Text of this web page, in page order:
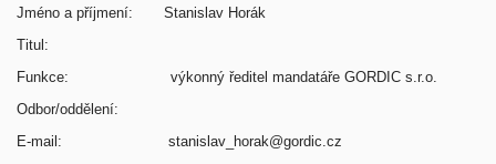
Jméno a příjmení: Stanislav Horák
Titul:
Funkce: výkonný ředitel mandatáře GORDIC s.r.o.
Odbor/oddělení:
E-mail: stanislav_horak@gordic.cz